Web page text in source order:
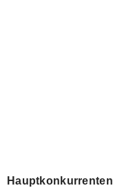
Hauptkonkurrenten